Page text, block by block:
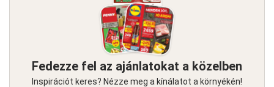
Fedezze fel az ajánlatokat a közelben
Inspirációt keres? Nézze meg a kínálatot a környékén!